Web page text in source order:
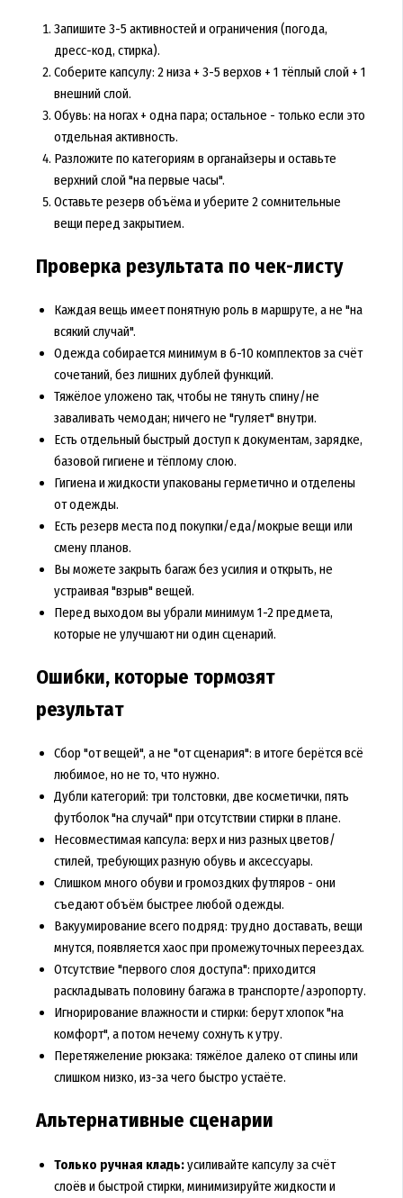
Запишите 3-5 активностей и ограничения (погода,
дресс-код, стирка).
Соберите капсулу: 2 низа + 3-5 верхов + 1 тёплый слой + 1
внешний слой.
Обувь: на ногах + одна пара; остальное - только если это
отдельная активность.
Разложите по категориям в органайзеры и оставьте
верхний слой "на первые часы".
Оставьте резерв объёма и уберите 2 сомнительные
вещи перед закрытием.
Проверка результата по чек-листу
Каждая вещь имеет понятную роль в маршруте, а не "на
всякий случай".
Одежда собирается минимум в 6-10 комплектов за счёт
сочетаний, без лишних дублей функций.
Тяжёлое уложено так, чтобы не тянуть спину/не
заваливать чемодан; ничего не "гуляет" внутри.
Есть отдельный быстрый доступ к документам, зарядке,
базовой гигиене и тёплому слою.
Гигиена и жидкости упакованы герметично и отделены
от одежды.
Есть резерв места под покупки/еда/мокрые вещи или
смену планов.
Вы можете закрыть багаж без усилия и открыть, не
устраивая "взрыв" вещей.
Перед выходом вы убрали минимум 1-2 предмета,
которые не улучшают ни один сценарий.
Ошибки, которые тормозят
результат
Сбор "от вещей", а не "от сценария": в итоге берётся всё
любимое, но не то, что нужно.
Дубли категорий: три толстовки, две косметички, пять
футболок "на случай" при отсутствии стирки в плане.
Несовместимая капсула: верх и низ разных цветов/
стилей, требующих разную обувь и аксессуары.
Слишком много обуви и громоздких футляров - они
съедают объём быстрее любой одежды.
Вакуумирование всего подряд: трудно доставать, вещи
мнутся, появляется хаос при промежуточных переездах.
Отсутствие "первого слоя доступа": приходится
раскладывать половину багажа в транспорте/аэропорту.
Игнорирование влажности и стирки: берут хлопок "на
комфорт", а потом нечему сохнуть к утру.
Перетяжеление рюкзака: тяжёлое далеко от спины или
слишком низко, из-за чего быстро устаёте.
Альтернативные сценарии
Только ручная кладь:усиливайте капсулу за счёт
слоёв и быстрой стирки, минимизируйте жидкости и